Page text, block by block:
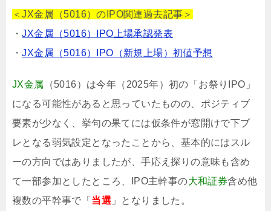
＜JX金属（5016）のIPO関連過去記事＞
・JX金属（5016）IPO上場承認発表
・JX金属（5016）IPO（新規上場）初値予想
JX金属 （5016）は今年（2025年）初の「お祭りIPO」
になる可能性があると思っていたものの、ポジティブ
要素が少なく、挙句の果てには仮条件が窓開けで下ブ
レとなる弱気設定となったことから、基本的にはスル
ーの方向ではありましたが、手応え探りの意味も含め
て一部参加としたところ、IPO主幹事の大和証券含め他
複数の平幹事で「 当選 」となりました。